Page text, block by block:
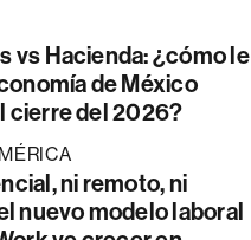
vs Hacienda: ¿cómo le
de México
cierre del 2026?
ni remoto, ni
nuevo modelo laboral